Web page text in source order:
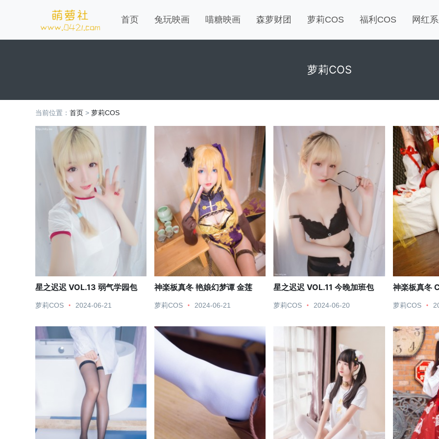
首页 兔玩映画 喵糖映画 森萝财团 萝莉COS 福利COS 网红
萝莉COS
当前位置： 首页 > 萝莉COS
星之迟迟 VOL.13 弱气学园包
萝莉COS 2024-06-21
神楽板真冬 艳娘幻梦谭 金莲
萝莉COS 2024-06-21
星之迟迟 VOL.11 今晚加班包
萝莉COS 2024-06-20
神楽板真冬
萝莉COS